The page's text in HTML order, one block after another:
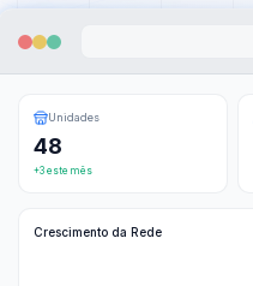
Unidades
48
+3 este mês
Crescimento da Rede